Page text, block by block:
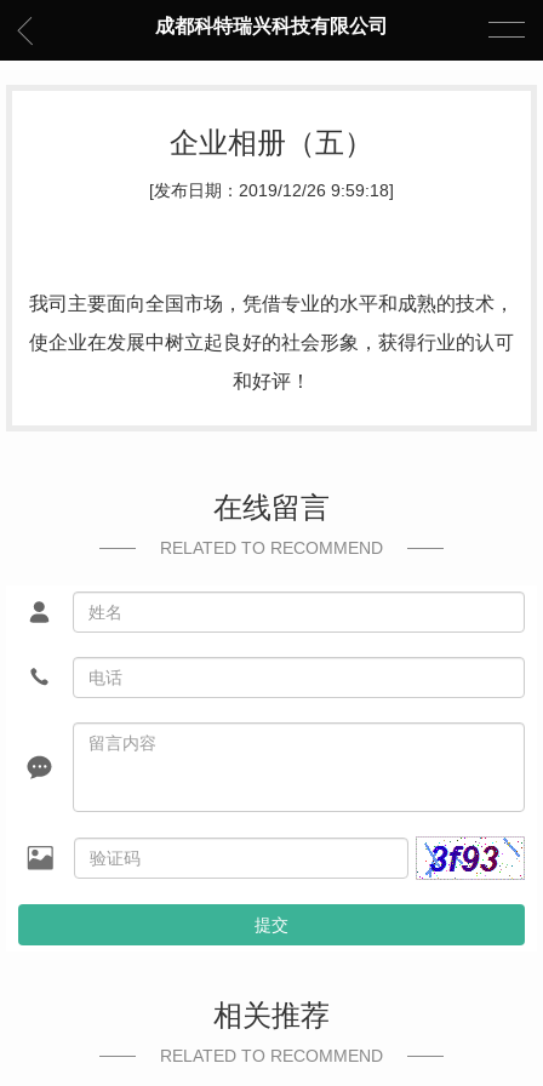
成都科特瑞兴科技有限公司
企业相册（五）
[发布日期：2019/12/26 9:59:18]
我司主要面向全国市场，凭借专业的水平和成熟的技术，
使企业在发展中树立起良好的社会形象，获得行业的认可
和好评！
在线留言
RELATED TO RECOMMEND
提交
相关推荐
RELATED TO RECOMMEND